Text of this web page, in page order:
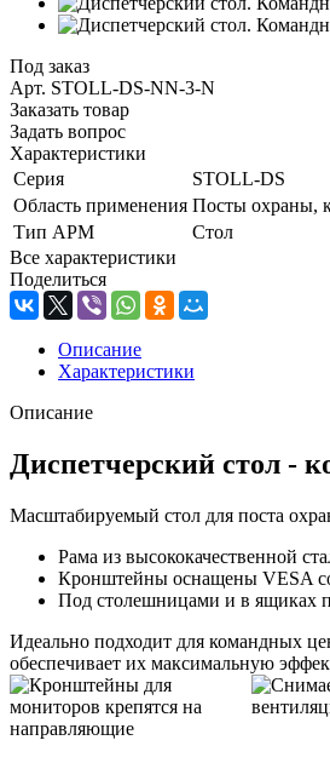
Под заказ
Арт. STOLL-DS-NN-3-N
Заказать товар
Задать вопрос
Характеристики
Серия
STOLL-DS
Область применения Посты охраны,
Тип АРМ
Стол
Все характеристики
Поделиться
Описание
Характеристики
Описание
Диспетчерский стол -
Масштабируемый стол для поста
Рама из высококачественной
Кронштейны оснащены VESA
Под столешницами и в ящиках
Идеально подходит для командных
обеспечивает их максимальную